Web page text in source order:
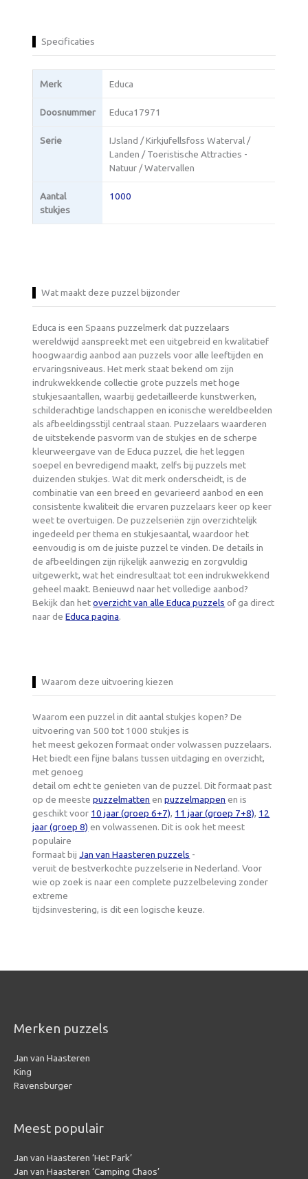
Specificaties
Merk Educa
Doosnummer Educa17971
Serie
IJsland / Kirkjufellsfoss Waterval /
Landen / Toeristische Attracties -
Natuur / Watervallen
Aantal
stukjes
1000
Wat maakt deze puzzel bijzonder
Educa is een Spaans puzzelmerk dat puzzelaars
wereldwijd aanspreekt met een uitgebreid en kwalitatief
hoogwaardig aanbod aan puzzels voor alle leeftijden en
ervaringsniveaus. Het merk staat bekend om zijn
indrukwekkende collectie grote puzzels met hoge
stukjesaantallen, waarbij gedetailleerde kunstwerken,
schilderachtige landschappen en iconische wereldbeelden
als afbeeldingsstijl centraal staan. Puzzelaars waarderen
de uitstekende pasvorm van de stukjes en de scherpe
kleurweergave van de Educa puzzel, die het leggen
soepel en bevredigend maakt, zelfs bij puzzels met
duizenden stukjes. Wat dit merk onderscheidt, is de
combinatie van een breed en gevarieerd aanbod en een
consistente kwaliteit die ervaren puzzelaars keer op keer
weet te overtuigen. De puzzelseriën zijn overzichtelijk
ingedeeld per thema en stukjesaantal, waardoor het
eenvoudig is om de juiste puzzel te vinden. De details in
de afbeeldingen zijn rijkelijk aanwezig en zorgvuldig
uitgewerkt, wat het eindresultaat tot een indrukwekkend
geheel maakt. Benieuwd naar het volledige aanbod?
Bekijk dan hetoverzicht van alle Educa puzzels of ga direct
naar deEduca pagina.
Waarom deze uitvoering kiezen
Waarom een puzzel in dit aantal stukjes kopen? De
uitvoering van 500 tot 1000 stukjes is
het meest gekozen formaat onder volwassen puzzelaars.
Het biedt een fijne balans tussen uitdaging en overzicht,
met genoeg
detail om echt te genieten van de puzzel. Dit formaat past
op de meestepuzzelmatten enpuzzelmappen en is
geschikt voor 10 jaar (groep 6+7), 11 jaar (groep 7+8), 12
jaar (groep 8) en volwassenen. Dit is ook het meest
populaire
formaat bijJan van Haasteren puzzels -
veruit de bestverkochte puzzelserie in Nederland. Voor
wie op zoek is naar een complete puzzelbeleving zonder
extreme
tijdsinvestering, is dit een logische keuze.
Merken puzzels
Jan van Haasteren
King
Ravensburger
Meest populair
Jan van Haasteren ‘Het Park’
Jan van Haasteren ‘Camping Chaos’